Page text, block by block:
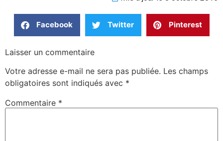
Facebook Twitter Pinterest
Laisser un commentaire
Votre adresse e-mail ne sera pas publiée. Les champs
obligatoires sont indiqués avec *
Commentaire *